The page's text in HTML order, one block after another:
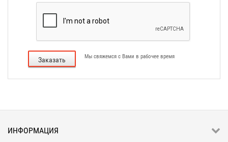
Заказать Мы свяжемся с Вами в рабочее время
ИНФОРМАЦИЯ